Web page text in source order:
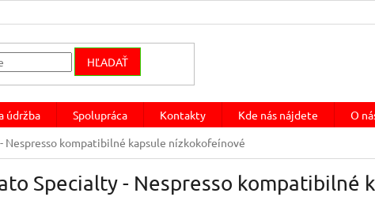
HĽADAŤ
údržba Spolupráca Kontakty Kde nás nájdete O
kompatibilné kapsule nízkokofeínové
Specialty - Nespresso kompatibilné